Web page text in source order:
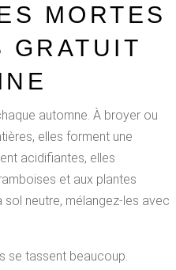
MORTES
GRATUIT
automne. À broyer ou
elles forment une
acidifiantes, elles
et aux plantes
neutre, mélangez-les avec
se tassent beaucoup.